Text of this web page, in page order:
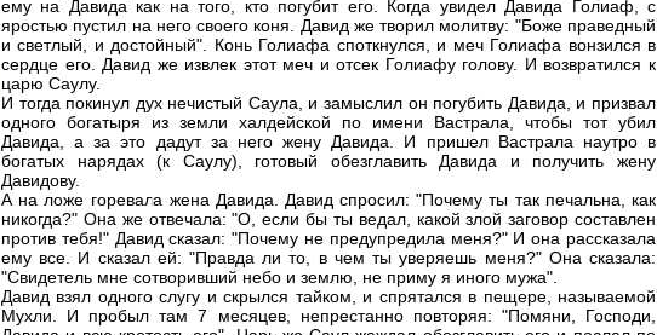
ему на Давида как на того, кто погубит его. Когда увидел Давида Голиаф, с
яростью пустил на него своего коня. Давид же творил молитву: "Боже праведный
и светлый, и достойный". Конь Голиафа споткнулся, и меч Голиафа вонзился в
сердце его. Давид же извлек этот меч и отсек Голиафу голову. И возвратился к
царю Саулу.
И тогда покинул дух нечистый Саула, и замыслил он погубить Давида, и призвал
одного богатыря из земли халдейской по имени Вастрала, чтобы тот убил
Давида, а за это дадут за него жену Давида. И пришел Вастрала наутро в
богатых нарядах (к Саулу), готовый обезглавить Давида и получить жену
Давидову.
А на ложе горевала жена Давида. Давид спросил: "Почему ты так печальна, как
никогда?" Она же отвечала: "О, если бы ты ведал, какой злой заговор составлен
против тебя!" Давид сказал: "Почему не предупредила меня?" И она рассказала
ему все. И сказал ей: "Правда ли то, в чем ты уверяешь меня?" Она сказала:
"Свидетель мне сотворивший небо и землю, не приму я иного мужа".
Давид взял одного слугу и скрылся тайком, и спрятался в пещере, называемой
Мухли. И пробыл там 7 месяцев, непрестанно повторяя: "Помяни, Господи,